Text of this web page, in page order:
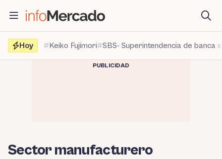
contenido
Hoy
Keiko Fujimori SBS- Superintendencia de banca
PUBLICIDAD
Sector manufacturero